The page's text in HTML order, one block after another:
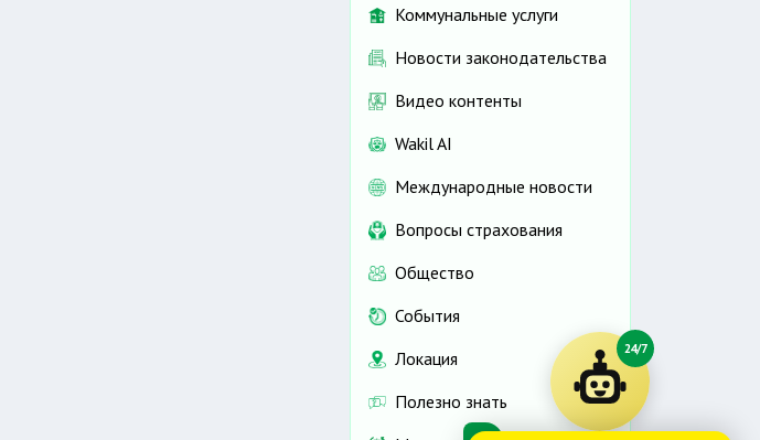
Коммунальные услуги
Новости законодательства
Видео контенты
Wakil AI
Международные новости
Вопросы страхования
Общество
События
Локация
Полезно знать
24/7